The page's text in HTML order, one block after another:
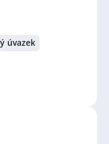
úvazek